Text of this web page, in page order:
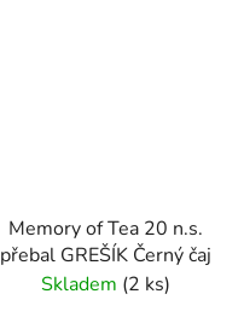
Memory of Tea 20 n.s.
přebal GREŠÍK Černý čaj
Skladem (2 ks)